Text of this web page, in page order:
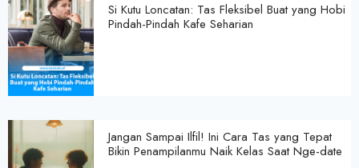
Si Kutu Loncatan: Tas Fleksibel Buat yang Hobi
Pindah-Pindah Kafe Seharian
Jangan Sampai Ilfil! Ini Cara Tas yang Tepat
Bikin Penampilanmu Naik Kelas Saat Nge-date